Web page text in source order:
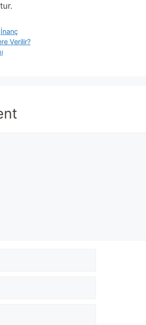
İnanç
Verilir?